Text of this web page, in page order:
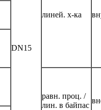
DN15
линей. х-ка
равн. проц. /
лин. в байпас